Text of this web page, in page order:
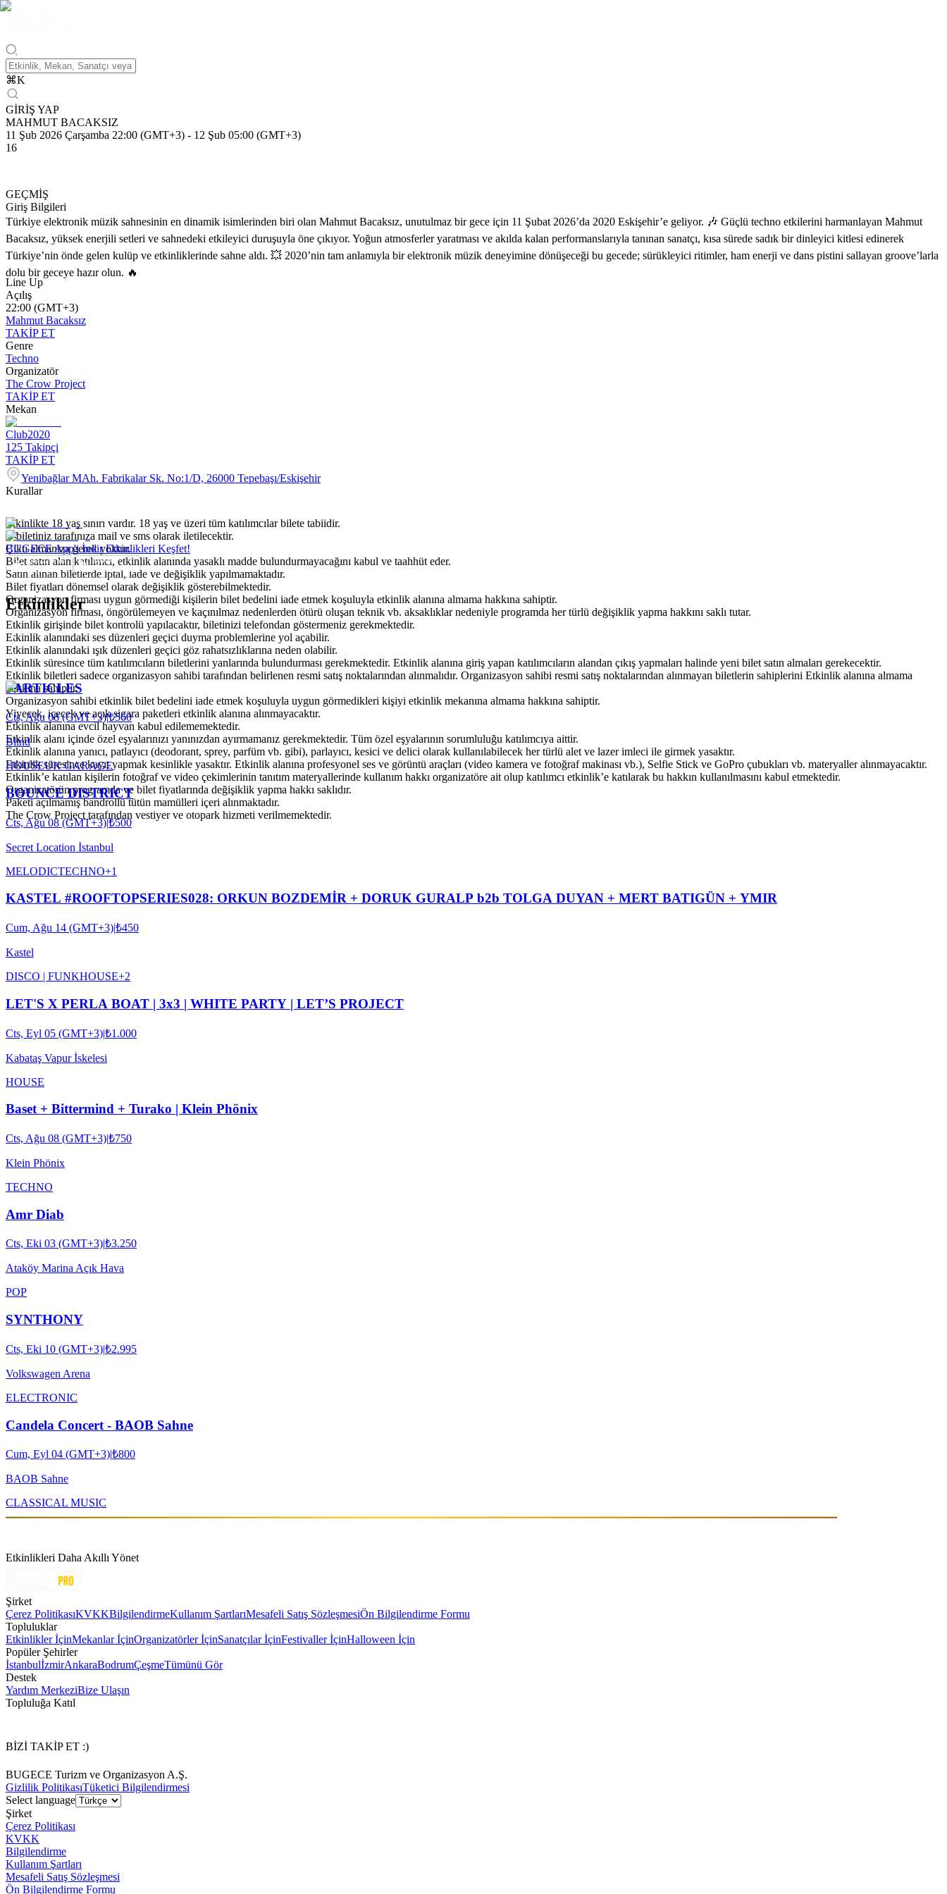
⌘K
GİRİŞ YAP
MAHMUT BACAKSIZ
11 Şub 2026 Çarşamba 22:00 (GMT+3) - 12 Şub 05:00 (GMT+3)
16
GEÇMİŞ
Giriş Bilgileri
Türkiye elektronik müzik sahnesinin en dinamik isimlerinden biri olan Mahmut Bacaksız, unutulmaz bir gece için 11 Şubat 2026’da 2020 Eskişehir’e geliyor. 🎶 Güçlü techno etkilerini harmanlayan Mahmut
Bacaksız, yüksek enerjili setleri ve sahnedeki etkileyici duruşuyla öne çıkıyor. Yoğun atmosferler yaratması ve akılda kalan performanslarıyla tanınan sanatçı, kısa sürede sadık bir dinleyici kitlesi edinerek
Türkiye’nin önde gelen kulüp ve etkinliklerinde sahne aldı. 💥 2020’nin tam anlamıyla bir elektronik müzik deneyimine dönüşeceği bu gecede; sürükleyici ritimler, ham enerji ve dans pistini sallayan groove’larla
dolu bir geceye hazır olun. 🔥
Line Up
Açılış
22:00 (GMT+3)
Mahmut Bacaksız
TAKİP ET
Genre
Techno
Organizatör
The Crow Project
TAKİP ET
Mekan
Club2020
125 Takipçi
TAKİP ET
Yenibağlar MAh. Fabrikalar Sk. No:1/D, 26000 Tepebaşı/Eskişehir
Kurallar
Etkinlikte 18 yaş sınırı vardır. 18 yaş ve üzeri tüm katılımcılar bilete tabiidir.
E-biletiniz tarafınıza mail ve sms olarak iletilecektir.
Çıktı almanıza gerek yoktur.
Bilet satın alan katılımcı, etkinlik alanında yasaklı madde bulundurmayacağını kabul ve taahhüt eder.
Satın alınan biletlerde iptal, iade ve değişiklik yapılmamaktadır.
Bilet fiyatları dönemsel olarak değişiklik gösterebilmektedir.
Organizasyon firması uygun görmediği kişilerin bilet bedelini iade etmek koşuluyla etkinlik alanına almama hakkına sahiptir.
Organizasyon firması, öngörülemeyen ve kaçınılmaz nedenlerden ötürü oluşan teknik vb. aksaklıklar nedeniyle programda her türlü değişiklik yapma hakkını saklı tutar.
Etkinlik girişinde bilet kontrolü yapılacaktır, biletinizi telefondan göstermeniz gerekmektedir.
Etkinlik alanındaki ses düzenleri geçici duyma problemlerine yol açabilir.
Etkinlik alanındaki ışık düzenleri geçici göz rahatsızlıklarına neden olabilir.
Etkinlik süresince tüm katılımcıların biletlerini yanlarında bulundurması gerekmektedir. Etkinlik alanına giriş yapan katılımcıların alandan çıkış yapmaları halinde yeni bilet satın almaları gerekecektir.
Etkinlik biletleri sadece organizasyon sahibi tarafından belirlenen resmi satış noktalarından alınmalıdır. Organizasyon sahibi resmi satış noktalarından alınmayan biletlerin sahiplerini Etkinlik alanına almama
hakkına sahiptir.
Organizasyon sahibi etkinlik bilet bedelini iade etmek koşuluyla uygun görmedikleri kişiyi etkinlik mekanına almama hakkına sahiptir.
Yiyecek, içecek ve açık sigara paketleri etkinlik alanına alınmayacaktır.
Etkinlik alanına evcil hayvan kabul edilememektedir.
Etkinlik alanı içinde özel eşyalarınızı yanınızdan ayırmamanız gerekmektedir. Tüm özel eşyalarının sorumluluğu katılımcıya aittir.
Etkinlik alanına yanıcı, patlayıcı (deodorant, sprey, parfüm vb. gibi), parlayıcı, kesici ve delici olarak kullanılabilecek her türlü alet ve lazer imleci ile girmek yasaktır.
Etkinlik süresince kayıt yapmak kesinlikle yasaktır. Etkinlik alanına profesyonel ses ve görüntü araçları (video kamera ve fotoğraf makinası vb.), Selfie Stick ve GoPro çubukları vb. materyaller alınmayacaktır.
Etkinlik’e katılan kişilerin fotoğraf ve video çekimlerinin tanıtım materyallerinde kullanım hakkı organizatöre ait olup katılımcı etkinlik’e katılarak bu hakkın kullanılmasını kabul etmektedir.
Organizatörün programda ve bilet fiyatlarında değişiklik yapma hakkı saklıdır.
Paketi açılmamış bandrollü tütün mamülleri içeri alınmaktadır.
The Crow Project tarafından vestiyer ve otopark hizmeti verilmemektedir.
BUGECE App'i İndir Etkinlikleri Keşfet!
Etkinlikler
PARTICLES
Cts, Ağu 08 (GMT+3)|₺560
Blind
HOUSEUK GARAGE
BOUNCE DISTRICT
Cts, Ağu 08 (GMT+3)|₺500
Secret Location İstanbul
MELODICTECHNO+1
KASTEL #ROOFTOPSERIES028: ORKUN BOZDEMİR + DORUK GURALP b2b TOLGA DUYAN + MERT BATIGÜN + YMIR
Cum, Ağu 14 (GMT+3)|₺450
Kastel
DISCO | FUNKHOUSE+2
LET'S X PERLA BOAT | 3x3 | WHITE PARTY | LET’S PROJECT
Cts, Eyl 05 (GMT+3)|₺1.000
Kabataş Vapur İskelesi
HOUSE
Baset + Bittermind + Turako | Klein Phönix
Cts, Ağu 08 (GMT+3)|₺750
Klein Phönix
TECHNO
Amr Diab
Cts, Eki 03 (GMT+3)|₺3.250
Ataköy Marina Açık Hava
POP
SYNTHONY
Cts, Eki 10 (GMT+3)|₺2.995
Volkswagen Arena
ELECTRONIC
Candela Concert - BAOB Sahne
Cum, Eyl 04 (GMT+3)|₺800
BAOB Sahne
CLASSICAL MUSIC
Etkinlikleri Daha Akıllı Yönet
Şirket
Çerez PolitikasıKVKKBilgilendirmeKullanım ŞartlarıMesafeli Satış SözleşmesiÖn Bilgilendirme Formu
Topluluklar
Etkinlikler İçinMekanlar İçinOrganizatörler İçinSanatçılar İçinFestivaller İçinHalloween İçin
Popüler Şehirler
İstanbulİzmirAnkaraBodrumÇeşmeTümünü Gör
Destek
Yardım MerkeziBize Ulaşın
Topluluğa Katıl
BİZİ TAKİP ET :)
BUGECE Turizm ve Organizasyon A.Ş.
Gizlilik PolitikasıTüketici Bilgilendirmesi
Select language
Şirket
Çerez Politikası
KVKK
Bilgilendirme
Kullanım Şartları
Mesafeli Satış Sözleşmesi
Ön Bilgilendirme Formu